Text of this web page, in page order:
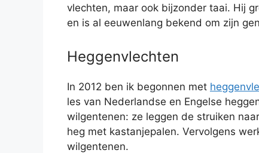
vlechten, maar ook bijzonder taai. Hij
en is al eeuwenlang bekend om zijn
Heggenvlechten
In 2012 ben ik begonnen met
les van Nederlandse en Engelse
wilgentenen: ze leggen de struiken
heg met kastanjepalen. Vervolgens
wilgentenen.